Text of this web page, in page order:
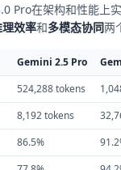
Pro在架构和性能上
效率和多模态协同两
Gemini 2.5 Pro
524,288 tokens
8,192 tokens
86.5%